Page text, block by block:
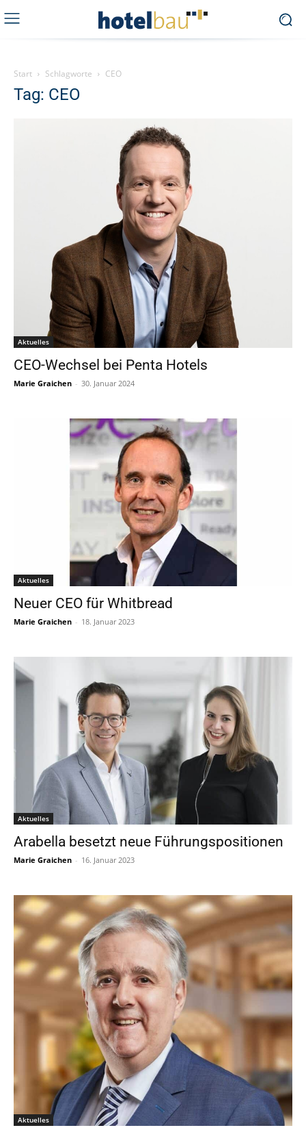
Start Schlagworte CEO
Tag: CEO
Aktuelles
CEO-Wechsel bei Penta Hotels
Marie Graichen - 30. Januar 2024
Aktuelles
Neuer CEO für Whitbread
Marie Graichen - 18. Januar 2023
Aktuelles
Arabella besetzt neue Führungspositionen
Marie Graichen - 16. Januar 2023
Aktuelles